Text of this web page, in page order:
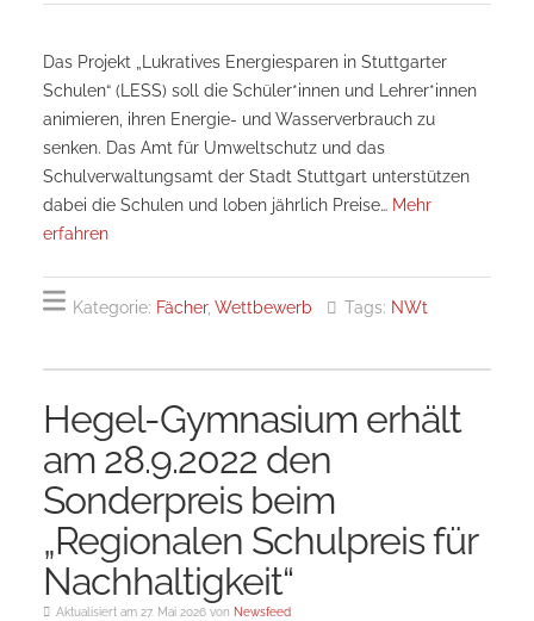
Das Projekt „Lukratives Energiesparen in Stuttgarter
Schulen“ (LESS) soll die Schüler*innen und Lehrer*innen
animieren, ihren Energie- und Wasserverbrauch zu
senken. Das Amt für Umweltschutz und das
Schulverwaltungsamt der Stadt Stuttgart unterstützen
dabei die Schulen und loben jährlich Preise… Mehr
erfahren
Kategorie: Fächer, Wettbewerb Tags: NWt
Hegel-Gymnasium erhält
am 28.9.2022 den
Sonderpreis beim
„Regionalen Schulpreis für
Nachhaltigkeit“
Aktualisiert am 27. Mai 2026 von Newsfeed